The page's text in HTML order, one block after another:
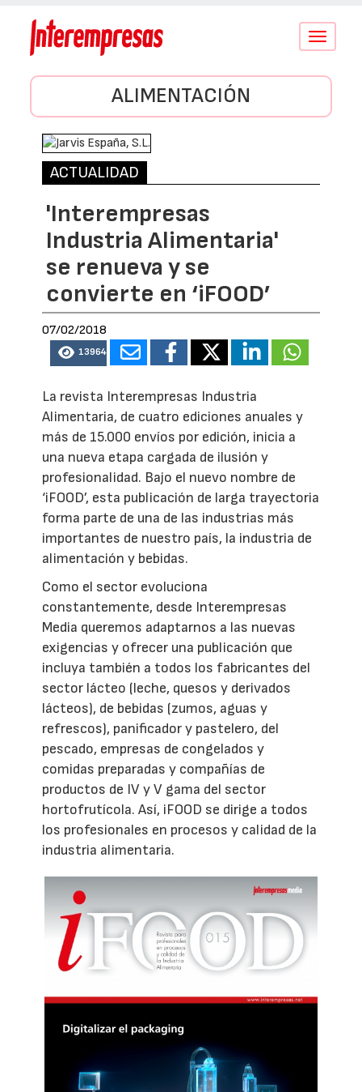
Conmutar
ALIMENTACIÓN
ACTUALIDAD
'Interempresas
Industria Alimentaria'
se renueva y se
convierte en ‘iFOOD’
07/02/2018
13964
La revista Interempresas Industria
Alimentaria, de cuatro ediciones anuales y
más de 15.000 envíos por edición, inicia a
una nueva etapa cargada de ilusión y
profesionalidad. Bajo el nuevo nombre de
‘iFOOD’, esta publicación de larga trayectoria
forma parte de una de las industrias más
importantes de nuestro país, la industria de
alimentación y bebidas.
Como el sector evoluciona
constantemente, desde Interempresas
Media queremos adaptarnos a las nuevas
exigencias y ofrecer una publicación que
incluya también a todos los fabricantes del
sector lácteo (leche, quesos y derivados
lácteos), de bebidas (zumos, aguas y
refrescos), panificador y pastelero, del
pescado, empresas de congelados y
comidas preparadas y compañías de
productos de IV y V gama del sector
hortofrutícola. Así, iFOOD se dirige a todos
los profesionales en procesos y calidad de la
industria alimentaria.